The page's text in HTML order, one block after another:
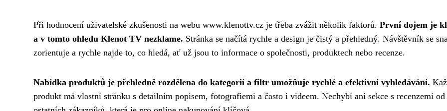
Při hodnocení uživatelské zkušenosti na webu www.klenottv.cz je třeba zvážit několik faktorů. První dojem je
a v tomto ohledu Klenot TV nezklame. Stránka se načítá rychle a design je čistý a přehledný. Návštěvník se
zorientuje a rychle najde to, co hledá, ať už jsou to informace o společnosti, produktech nebo recenze.
Nabídka produktů je přehledně rozdělena do kategorií a filtr umožňuje rychlé a efektivní vyhledávání.
produkt má vlastní stránku s detailním popisem, fotografiemi a často i videem. Nechybí ani sekce s recenzemi od